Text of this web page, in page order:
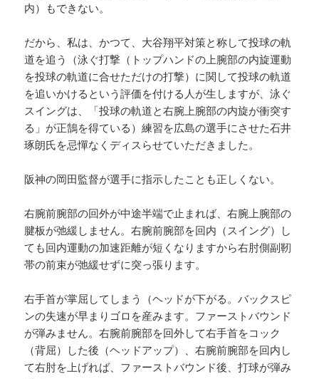
内）もできない。
だから、私は、かつて、大谷翔平対策と称して投球の軌
道を追う（泳ぐ打撃（トップハンドの上腕部の内旋運動
を投球の軌道に合せただけの打撃）に関して投球の軌道
を追いかけるという評価を付ける人が生しますが、泳ぐ
スイングは、「投球の軌道と右腕上腕部の内旋が衝突す
る」が正鵠を得ている）練習を広島の選手にさせた石井
琢朗氏を忌憚なくディスらせていただきました。
阪神の岡田監督が選手に指示したことも正しくない。
右腕前腕部の回外が中途半端で止まれば、右腕上腕部の
腱板が弛緩しません。右腕前腕部を回内（スイング）し
ても回内運動の加速距離が短くなりますから右肘側副靭
帯の前束が弛緩せずに突っ張ります。
右手首が掌屈してしまう（ヘッドが下がる。バックスピ
ンの失速が早まりゴロを産みます。ファーストバウンド
が弾みません。右腕前腕部を回外して右手首をコック
（背屈）した後（ヘッドアップ）、右腕前腕部を回内し
て右肘を上げれば、ファーストバウンド後、打球が弾み